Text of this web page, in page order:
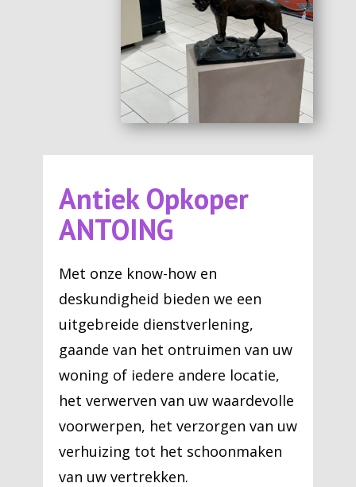
Antiek Opkoper
ANTOING
Met onze know-how en
deskundigheid bieden we een
uitgebreide dienstverlening,
gaande van het ontruimen van uw
woning of iedere andere locatie,
het verwerven van uw waardevolle
voorwerpen, het verzorgen van uw
verhuizing tot het schoonmaken
van uw vertrekken.